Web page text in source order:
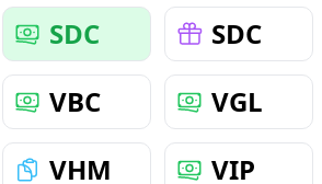
SDC
SDC
VBC
VGL
VHM
VIP